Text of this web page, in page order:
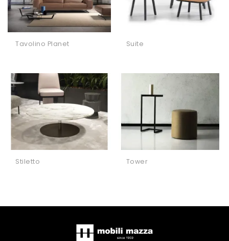
Tavolino Planet Suite
Stiletto Tower